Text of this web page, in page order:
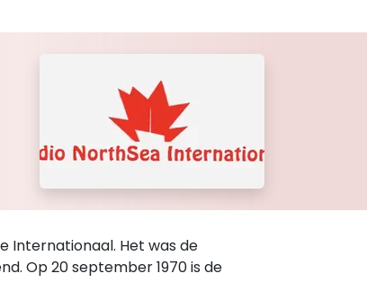
Internationaal. Het was de
Op 20 september 1970 is de